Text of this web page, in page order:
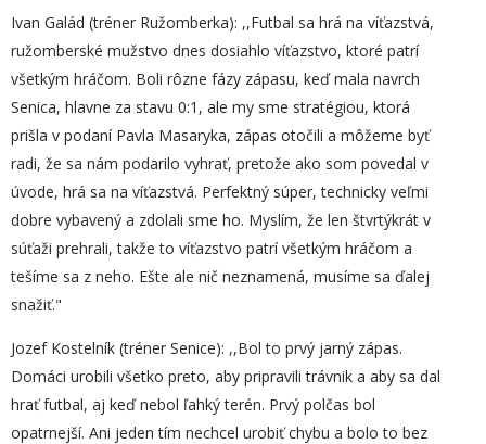
Ivan Galád (tréner Ružomberka): ,,Futbal sa hrá na víťazstvá,
ružomberské mužstvo dnes dosiahlo víťazstvo, ktoré patrí
všetkým hráčom. Boli rôzne fázy zápasu, keď mala navrch
Senica, hlavne za stavu 0:1, ale my sme stratégiou, ktorá
prišla v podaní Pavla Masaryka, zápas otočili a môžeme byť
radi, že sa nám podarilo vyhrať, pretože ako som povedal v
úvode, hrá sa na víťazstvá. Perfektný súper, technicky veľmi
dobre vybavený a zdolali sme ho. Myslím, že len štvrtýkrát v
súťaži prehrali, takže to víťazstvo patrí všetkým hráčom a
tešíme sa z neho. Ešte ale nič neznamená, musíme sa ďalej
snažiť."
Jozef Kostelník (tréner Senice): ,,Bol to prvý jarný zápas.
Domáci urobili všetko preto, aby pripravili trávnik a aby sa dal
hrať futbal, aj keď nebol ľahký terén. Prvý polčas bol
opatrnejší. Ani jeden tím nechcel urobiť chybu a bolo to bez